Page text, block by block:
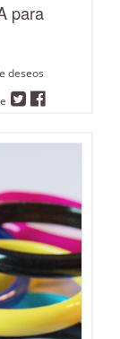
para
deseos